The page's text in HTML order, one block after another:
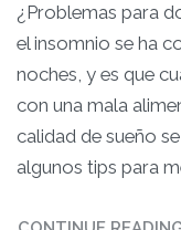
¿Problemas para
el insomnio se ha
noches, y es que
con una mala
calidad de sueño
algunos tips para